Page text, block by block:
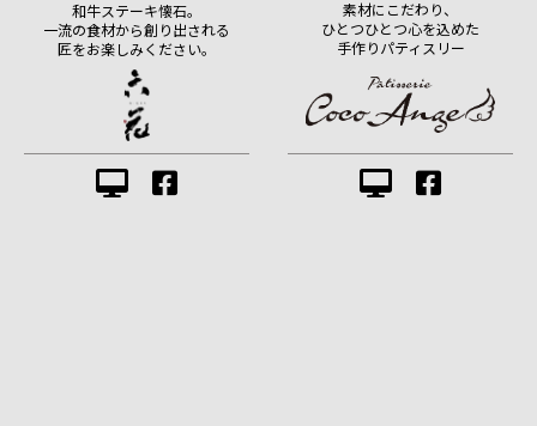
和牛ステーキ懐石。
一流の食材から創り出される
匠をお楽しみください。
素材にこだわり、
ひとつひとつ心を込めた
手作りパティスリー